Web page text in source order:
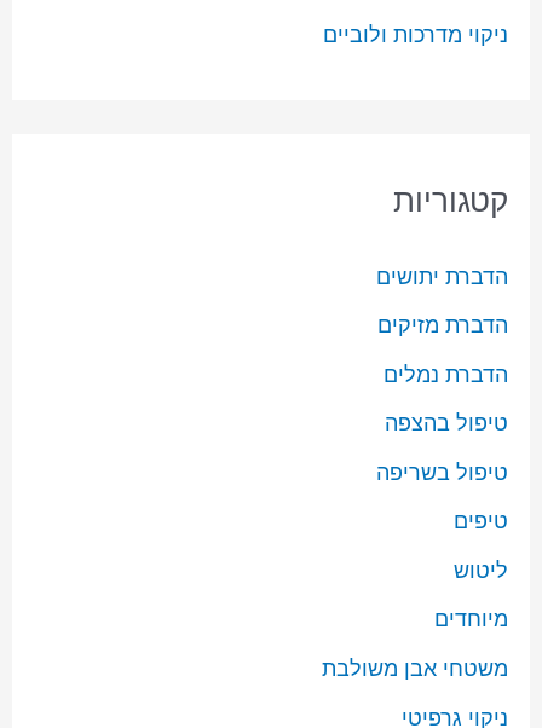
ניקוי מדרכות ולוביים
קטגוריות
הדברת יתושים
הדברת מזיקים
הדברת נמלים
טיפול בהצפה
טיפול בשריפה
טיפים
ליטוש
מיוחדים
משטחי אבן משולבת
ניקוי גרפיטי